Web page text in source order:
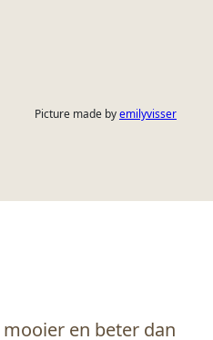
Picture made byemilyvisser
en beter dan